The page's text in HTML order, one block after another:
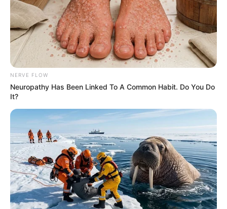
เบอร์โทร คน Keep look เป๊ะทุกมุมดูดี
ทุกองศา คุณล่ะมีเลขคู่นี้ไหม
ดูดวง
วันที่ 1 ส.ค. 2569 วันคล้ายวันสำเร็จ
มรรคผลพระโพธิสัตว์กวนอิม
NERVE FLOW
Neuropathy Has Been Linked To A Common Habit. Do You Do
It?